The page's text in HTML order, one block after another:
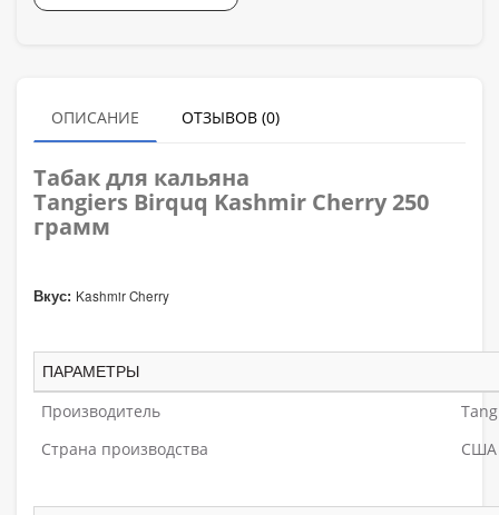
ОПИСАНИЕ ОТЗЫВОВ (0)
Табак для кальяна
Tangiers Birquq Kashmir Cherry250
грамм
Вкус: Kashmir Cherry
ПАРАМЕТРЫ
Производитель
Страна производства
США